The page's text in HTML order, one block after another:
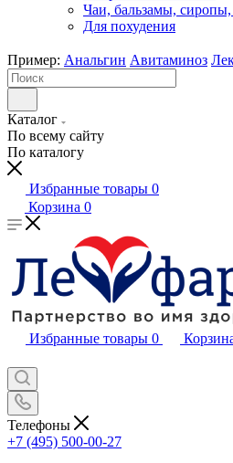
Чаи, бальзамы,
Для похудения
Пример: Анальгин Авитаминоз
Каталог
По всему сайту
По каталогу
Избранные товары 0
Корзина 0
Избранные товары 0
Телефоны
+7 (495) 500-00-27